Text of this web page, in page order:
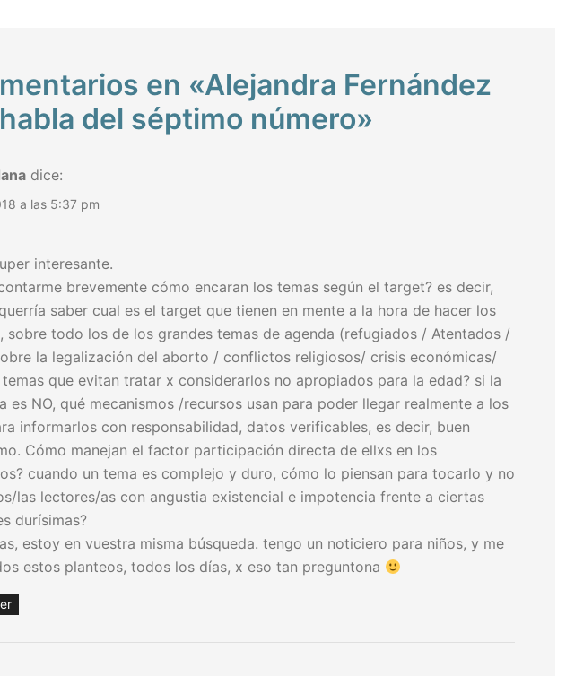
en «Alejandra Fernández
del séptimo número»
dice:
a las 5:37 pm
interesante.
brevemente cómo encaran los temas según el target? es decir,
saber cual es el target que tienen en mente a la hora de hacer los
sobre todo los de los grandes temas de agenda (refugiados / Atentados /
la legalización del aborto / conflictos religiosos/ crisis económicas/
que evitan tratar x considerarlos no apropiados para la edad? si la
es NO, qué mecanismos /recursos usan para poder llegar realmente a los
informarlos con responsabilidad, datos verificables, es decir, buen
Cómo manejan el factor participación directa de ellxs en los
cuando un tema es complejo y duro, cómo lo piensan para tocarlo y no
las lectores/as con angustia existencial e impotencia frente a ciertas
durísimas?
estoy en vuestra misma búsqueda. tengo un noticiero para niños, y me
estos planteos, todos los días, x eso tan preguntona